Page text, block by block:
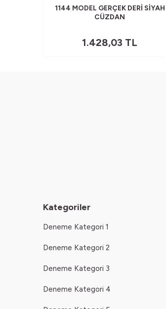
1144 MODEL GERÇEK DERI SIYAH
CÜZDAN
1.428,03 TL
Kategoriler
Deneme Kategori 1
Deneme Kategori 2
Deneme Kategori 3
Deneme Kategori 4